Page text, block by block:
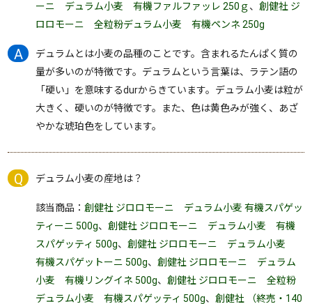
ーニ デュラム小麦 有機ファルファッレ 250ｇ、創健社 ジ
ロロモーニ 全粒粉デュラム小麦 有機ペンネ 250g
デュラムとは小麦の品種のことです。含まれるたんぱく質の
量が多いのが特徴です。デュラムという言葉は、ラテン語の
「硬い」を意味するdurからきています。デュラム小麦は粒が
大きく、硬いのが特徴です。また、色は黄色みが強く、あざ
やかな琥珀色をしています。
デュラム小麦の産地は？
該当商品：創健社 ジロロモーニ デュラム小麦 有機スパゲッ
ティーニ 500g、創健社 ジロロモーニ デュラム小麦 有機
スパゲッティ 500g、創健社 ジロロモーニ デュラム小麦
有機スパゲットーニ 500g、創健社 ジロロモーニ デュラム
小麦 有機リングイネ 500g、創健社 ジロロモーニ 全粒粉
デュラム小麦 有機スパゲッティ 500g、創健社 （終売・140